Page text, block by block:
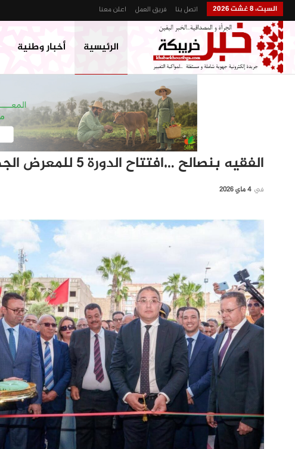
السبت، 8 غشت 2026 اتصل بنا فريق العمل اعلن معنا
الرئيسية أخبار وطنية
الفقيه بنصالح …افتتاح الدورة 5 للمعرض الجهوي للاقتصاد الاجتماعي و التضامني
في 4 ماي 2026